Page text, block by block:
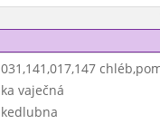
031,141,017,147
ka vaječná
kedlubna